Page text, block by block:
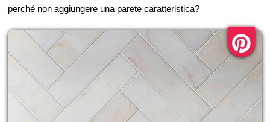
perché non aggiungere una parete caratteristica?